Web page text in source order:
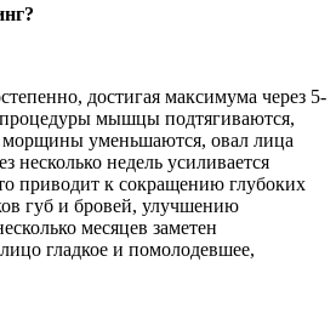
достигая максимума через 5-
мышцы подтягиваются,
уменьшаются, овал лица
несколько недель усиливается
приводит к сокращению глубоких
губ и бровей, улучшению
месяцев заметен
гладкое и помолодевшее,